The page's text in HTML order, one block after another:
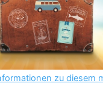
zu diesem